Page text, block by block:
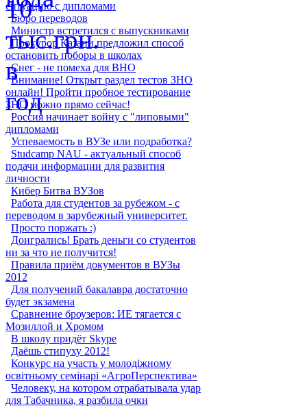
ситуацию с дипломами
Бюро переводов
Министр встретился с выпускниками
Прокурор Казани предложил способ
остановить поборы в школах
Снег - не помеха для ВНО
Внимание! Открыт раздел тестов ЗНО
онлайн! Пройти пробное тестирование
ЗНО можно прямо сейчас!
Россия начинает войну с "липовыми"
дипломами
Успеваемость в ВУЗе или подработка?
Studcamp NAU - актуальный способ
подачи информации для развития
личности
Кибер Битва ВУЗов
Работа для студентов за рубежом - с
переводом в зарубежный университет.
Просто поржать :)
Доигрались! Брать деньги со студентов
ни за что не получится!
Правила приём документов в ВУЗы
2012
Для получений бакалавра достаточно
будет экзамена
Сравнение броузеров: ИЕ тягается с
Мозиллой и Хромом
В школу придёт Skype
Даёшь стипуху 2012!
Конкурс на участь у молодіжному
освітньому семінарі «АгроПерспектива»
Человеку, на котором отрабатывала удар
для Табачника, я разбила очки